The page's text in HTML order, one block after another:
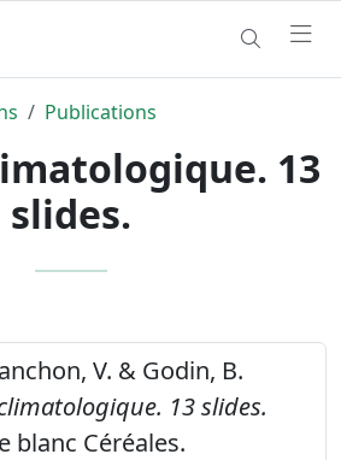
Publications
13
slides.
V. & Godin, B.
13 slides.
blanc Céréales.